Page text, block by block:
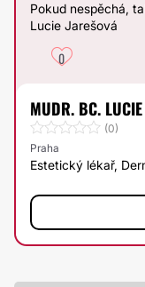
Pokud nespěchá,
Lucie Jarešová
0
MUDR. BC. LUCIE
(0)
Praha
Estetický lékař,